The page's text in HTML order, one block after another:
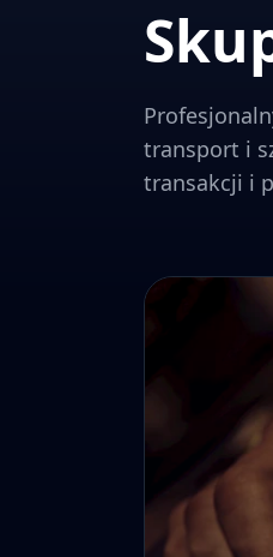
transport i
transakcji i